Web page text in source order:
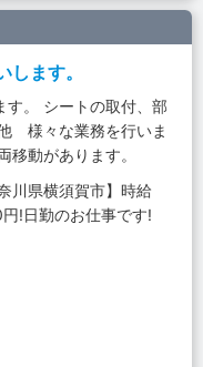
ます。
す。 シートの取付、部
様々な業務を行いま
動があります。
奈川県横須賀市】時給
!日勤のお仕事です!